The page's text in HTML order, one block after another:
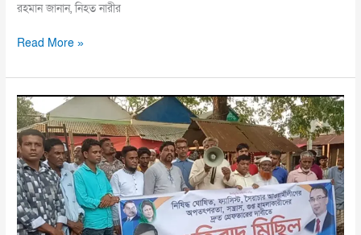
রহমান জানান, নিহত নারীর
Read More »
নবীনগরে
নিষিদ্ধ
ঘোষিত
ফ্যাসিস্ট
আ’লীগ
সন্ত্রাসীদের
গ্রেফতার
দাবি